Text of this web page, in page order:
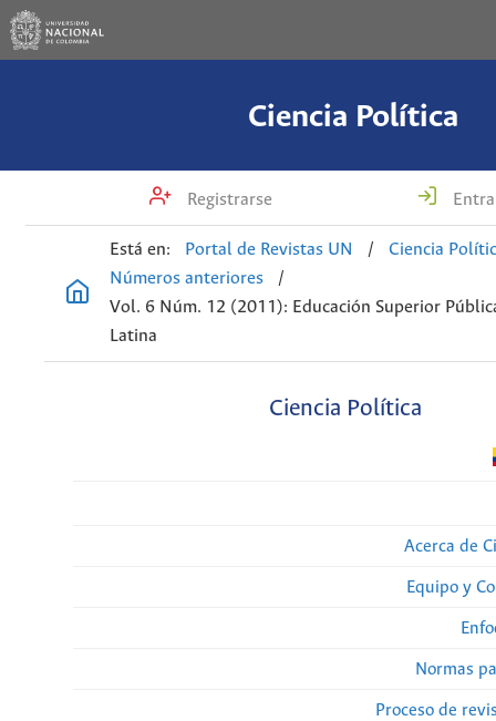
Ciencia Política
Registrarse
Está en: Portal de Revistas UN /
Ciencia
Números anteriores
/
Vol. 6 Núm. 12 (2011): Educación Superior
Latina
Ciencia Política
Acerca de
Equipo y
Normas
Proceso de